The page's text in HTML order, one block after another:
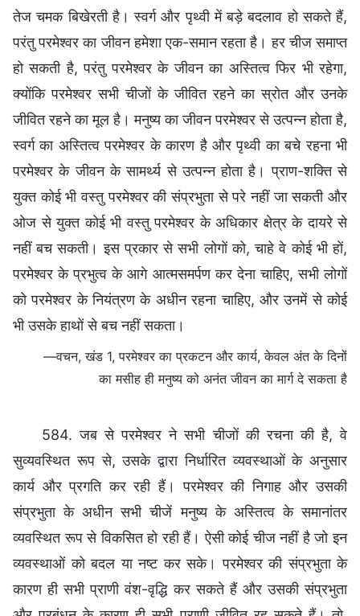
तेज चमक बिखेरती है। स्वर्ग और पृथ्वी में बड़े बदलाव हो सकते हैं,
परंतु परमेश्वर का जीवन हमेशा एक-समान रहता है। हर चीज समाप्त
हो सकती है, परंतु परमेश्वर के जीवन का अस्तित्व फिर भी रहेगा,
क्योंकि परमेश्वर सभी चीजों के जीवित रहने का स्रोत और उनके
जीवित रहने का मूल है। मनुष्य का जीवन परमेश्वर से उत्पन्न होता है,
स्वर्ग का अस्तित्व परमेश्वर के कारण है और पृथ्वी का बचे रहना भी
परमेश्वर के जीवन के सामर्थ्य से उत्पन्न होता है। प्राण-शक्ति से
युक्त कोई भी वस्तु परमेश्वर की संप्रभुता से परे नहीं जा सकती और
ओज से युक्त कोई भी वस्तु परमेश्वर के अधिकार क्षेत्र के दायरे से
नहीं बच सकती। इस प्रकार से सभी लोगों को, चाहे वे कोई भी हों,
परमेश्वर के प्रभुत्व के आगे आत्मसमर्पण कर देना चाहिए, सभी लोगों
को परमेश्वर के नियंत्रण के अधीन रहना चाहिए, और उनमें से कोई
भी उसके हाथों से बच नहीं सकता।
—वचन, खंड 1, परमेश्वर का प्रकटन और कार्य, केवल अंत के दिनों
का मसीह ही मनुष्य को अनंत जीवन का मार्ग दे सकता है
584. जब से परमेश्वर ने सभी चीजों की रचना की है, वे
सुव्यवस्थित रूप से, उसके द्वारा निर्धारित व्यवस्थाओं के अनुसार
कार्य और प्रगति कर रही हैं। परमेश्वर की निगाह और उसकी
संप्रभुता के अधीन सभी चीजें मनुष्य के अस्तित्व के समानांतर
व्यवस्थित रूप से विकसित हो रही हैं। ऐसी कोई चीज नहीं है जो इन
व्यवस्थाओं को बदल या नष्ट कर सके। परमेश्वर की संप्रभुता के
कारण ही सभी प्राणी वंश-वृद्धि कर सकते हैं और उसकी संप्रभुता